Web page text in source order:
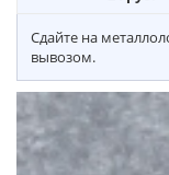
Сдайте на
вывозом.